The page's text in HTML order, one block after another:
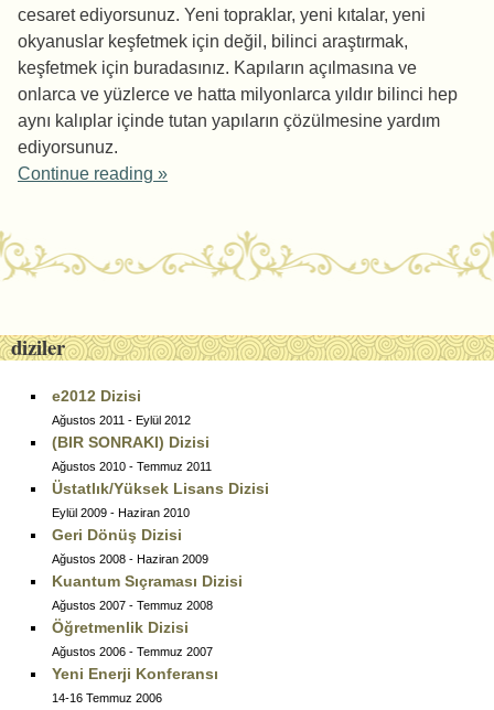
cesaret ediyorsunuz. Yeni topraklar, yeni kıtalar, yeni
okyanuslar keşfetmek için değil, bilinci araştırmak,
keşfetmek için buradasınız. Kapıların açılmasına ve
onlarca ve yüzlerce ve hatta milyonlarca yıldır bilinci hep
aynı kalıplar içinde tutan yapıların çözülmesine yardım
ediyorsunuz.
Continue reading »
Post navigation
diziler
e2012 Dizisi
Ağustos 2011 - Eylül 2012
(BIR SONRAKI) Dizisi
Ağustos 2010 - Temmuz 2011
Üstatlık/Yüksek Lisans Dizisi
Eylül 2009 - Haziran 2010
Geri Dönüş Dizisi
Ağustos 2008 - Haziran 2009
Kuantum Sıçraması Dizisi
Ağustos 2007 - Temmuz 2008
Öğretmenlik Dizisi
Ağustos 2006 - Temmuz 2007
Yeni Enerji Konferansı
14-16 Temmuz 2006